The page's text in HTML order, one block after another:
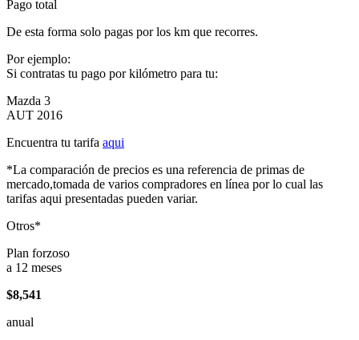
Pago total
De esta forma solo pagas por los km que recorres.
Por ejemplo:
Si contratas tu pago por kilómetro para tu:
Mazda 3
AUT 2016
Encuentra tu tarifa aqui
*La comparación de precios es una referencia de primas de
mercado,tomada de varios compradores en línea por lo cual las
tarifas aqui presentadas pueden variar.
Otros*
Plan forzoso
a 12 meses
$8,541
anual